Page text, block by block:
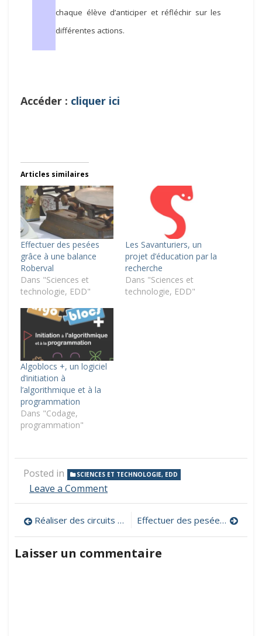
chaque élève d’anticiper et réfléchir sur les
différentes actions.
Accéder : cliquer ici
Articles similaires
Effectuer des pesées
grâce à une balance
Roberval
Dans "Sciences et
technologie, EDD"
Les Savanturiers, un
projet d’éducation par la
recherche
Dans "Sciences et
technologie, EDD"
Algoblocs +, un logiciel
d’initiation à
l’algorithmique et à la
programmation
Dans "Codage,
programmation"
Posted in SCIENCES ET TECHNOLOGIE, EDD
Leave a Commenton
Faire
une
écluse
virtuelle
Navigation
de
l’article
Réaliser des circuits électriques virtuels et fonctionnels Effectuer des pesées grâce à une balance Roberval
Laisser un commentaire